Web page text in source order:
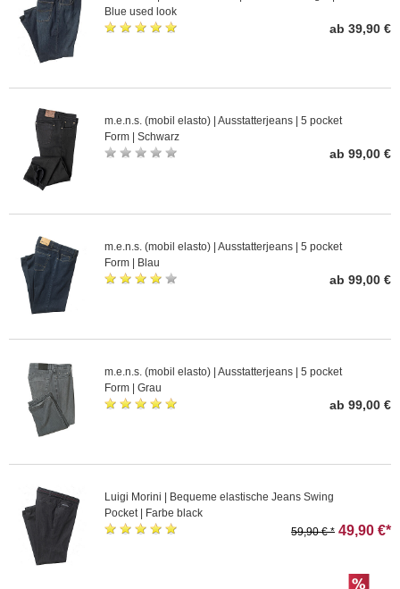
Blue used look
ab 39,90 €
m.e.n.s. (mobil elasto) | Ausstatterjeans | 5 pocket
Form | Schwarz
ab 99,00 €
m.e.n.s. (mobil elasto) | Ausstatterjeans | 5 pocket
Form | Blau
ab 99,00 €
m.e.n.s. (mobil elasto) | Ausstatterjeans | 5 pocket
Form | Grau
ab 99,00 €
Luigi Morini | Bequeme elastische Jeans Swing
Pocket | Farbe black
59,90 € * 49,90 €*